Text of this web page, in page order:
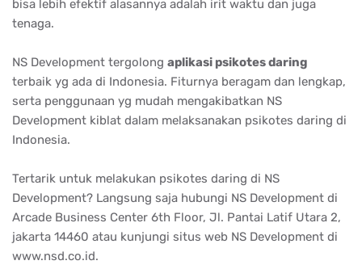
bisa lebih efektif alasannya adalah irit waktu dan juga
tenaga.
NS Development tergolong арlіkаѕі рѕіkоtеѕ dаrіng
terbaik yg ada di Indonesia. Fiturnya beragam dan lengkap,
serta penggunaan yg mudah mengakibatkan NS
Development kiblat dalam melaksanakan psikotes daring di
Indonesia.
Tertarik untuk melakukan psikotes daring di NS
Development? Langsung saja hubungi NS Development di
Arcade Business Center 6th Floor, Jl. Pantai Latif Utara 2,
jakarta 14460 atau kunjungi situs web NS Development di
www.nsd.co.id.